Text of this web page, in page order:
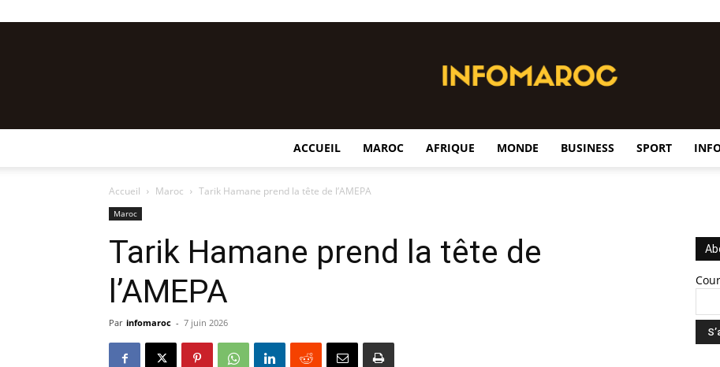
ACCUEIL MAROC AFRIQUE MONDE BUSINESS SPORT
Accueil Maroc Tarik Hamane prend la tête de l’AMEPA
Maroc
Tarik Hamane prend la tête de
l’AMEPA
Par infomaroc - 7 juin 2026